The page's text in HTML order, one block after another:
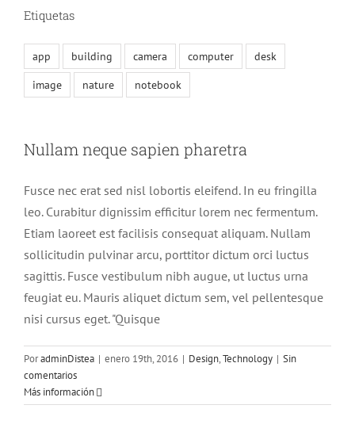
Nullam neque sapien pharetra
Fusce nec erat sed nisl lobortis eleifend. In eu fringilla
leo. Curabitur dignissim efficitur lorem nec fermentum.
Etiam laoreet est facilisis consequat aliquam. Nullam
sollicitudin pulvinar arcu, porttitor dictum orci luctus
sagittis. Fusce vestibulum nibh augue, ut luctus urna
feugiat eu. Mauris aliquet dictum sem, vel pellentesque
nisi cursus eget. "Quisque
PoradminDistea | enero 19th, 2016 | Design,Technology | Sin
comentarios
Más información
Etiquetas
app building camera computer
desk
image
nature notebook